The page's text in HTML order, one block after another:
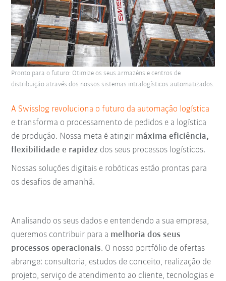
A Swisslog revoluciona o futuro da automação logística
e transforma o processamento de pedidos e a logística
de produção. Nossa meta é atingir máxima eficiência,
flexibilidade e rapidez dos seus processos logísticos.
Nossas soluções digitais e robóticas estão prontas para
os desafios de amanhã.
Pronto para o futuro: Otimize os seus armazéns e centros de
distribuição através dos nossos sistemas intralogísticos automatizados.
Analisando os seus dados e entendendo a sua empresa,
queremos contribuir para a melhoria dos seus
processos operacionais. O nosso portfólio de ofertas
abrange: consultoria, estudos de conceito, realização de
projeto, serviço de atendimento ao cliente, tecnologias e